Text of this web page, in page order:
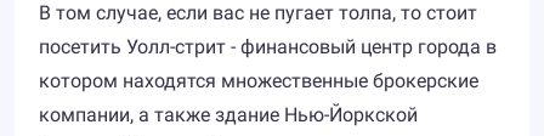
В том случае, если вас не пугает толпа, то стоит
посетить Уолл-стрит - финансовый центр города в
котором находятся множественные брокерские
компании, а также здание Нью-Йоркской